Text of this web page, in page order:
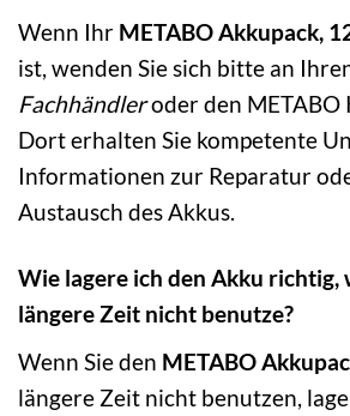
Wenn Ihr METABO Akkupack,
ist, wenden Sie sich bitte an
Fachhändleroder den METABO
Dort erhalten Sie kompetente
Informationen zur Reparatur
Austausch des Akkus.
Wie lagere ich den Akku richtig,
längere Zeit nicht benutze?
Wenn Sie den METABO
längere Zeit nicht benutzen,